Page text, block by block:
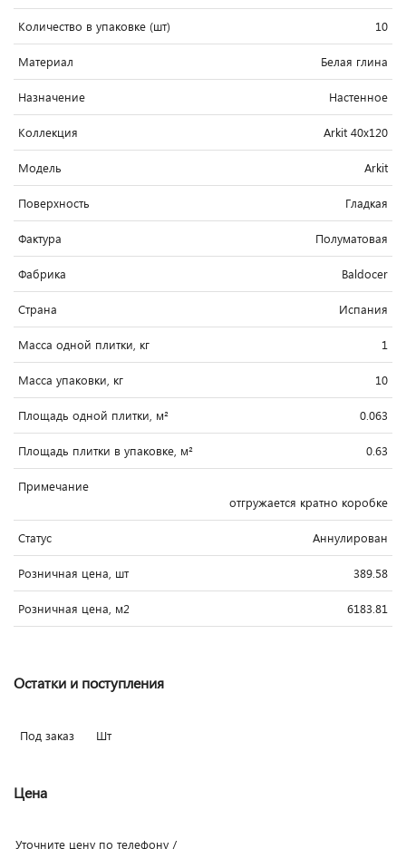
Количество в упаковке (шт) 10
Материал Белая глина
Назначение Настенное
Коллекция Arkit 40x120
Модель Arkit
Поверхность Гладкая
Фактура Полуматовая
Фабрика Baldocer
Страна Испания
Масса одной плитки, кг 1
Масса упаковки, кг 10
Площадь одной плитки, м² 0.063
Площадь плитки в упаковке, м² 0.63
Примечание
отгружается кратно коробке
Статус Аннулирован
Розничная цена, шт 389.58
Розничная цена, м2 6183.81
Остатки и поступления
Под заказ Шт
Цена
Уточните цену по телефону /